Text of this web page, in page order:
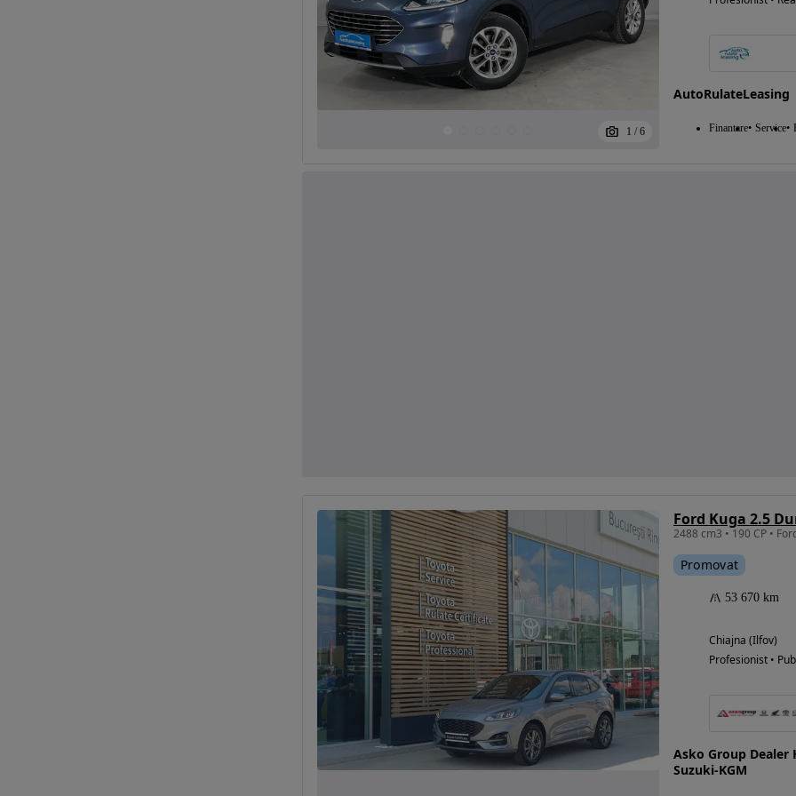
1 / 6
AutoRulateLeasing
Finantare Service
Ford Kuga 2.5
Promovat
53 670 km
Chiajna (Ilfov)
Profesionist •
Asko Group Dealer
Suzuki-KGM